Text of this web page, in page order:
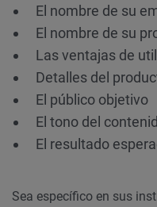
El nombre de su
El nombre de su
Las ventajas de
Detalles del
El público objetivo
El tono del
El resultado
Sea específico en sus